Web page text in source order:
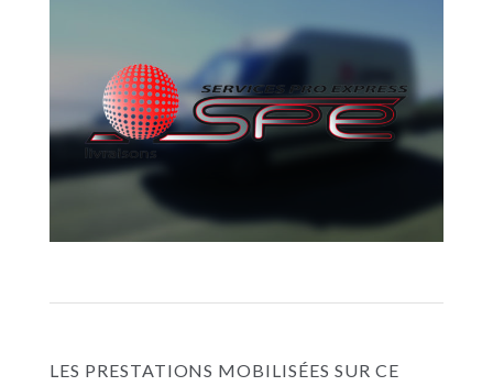
SERVICE PRO EXPRESS
LES PRESTATIONS MOBILISÉES SUR CE